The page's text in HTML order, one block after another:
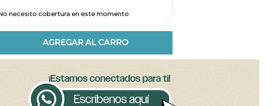
necesito cobertura en este momento
AGREGAR AL CARRO